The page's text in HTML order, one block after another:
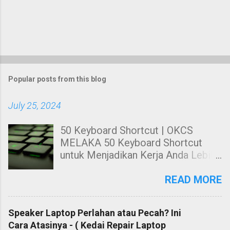
Popular posts from this blog
July 25, 2024
50 Keyboard Shortcut | OKCS
MELAKA 50 Keyboard Shortcut
untuk Menjadikan Kerja Anda Lebih
kepada anda tentang Keyboard
Menjadikan Kerja Anda Lebih Cekap
READ MORE
Speaker Laptop Perlahan atau Pecah? Ini
Cara Atasinya - ( Kedai Repair Laptop